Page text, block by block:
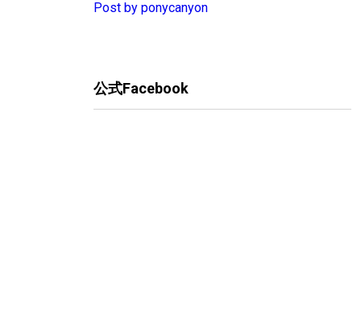
Post by ponycanyon
公式Facebook